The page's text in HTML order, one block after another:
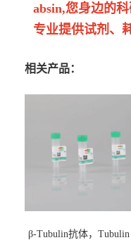
absin,您身边的
专业提供试剂、
相关产品：
β-Tubulin抗体，Tubulin